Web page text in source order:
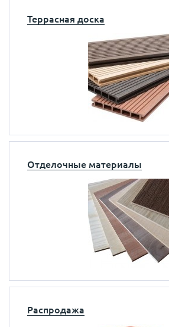
Террасная доска
Отделочные материалы
Распродажа